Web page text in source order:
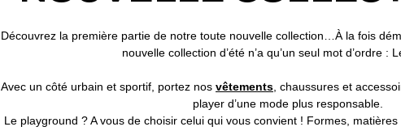
Découvrez la première partie de notre toute nouvelle collection…À la fois
nouvelle collection d’été n’a qu’un seul mot d’ordre :
Avec un côté urbain et sportif, portez nos vêtements , chaussures et
player d’une mode plus responsable.
Le playground ? A vous de choisir celui qui vous convient ! Formes,